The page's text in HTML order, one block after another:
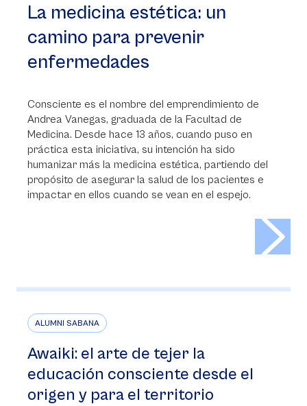
La medicina estética: un
camino para prevenir
enfermedades
Consciente es el nombre del emprendimiento de
Andrea Vanegas, graduada de la Facultad de
Medicina. Desde hace 13 años, cuando puso en
práctica esta iniciativa, su intención ha sido
humanizar más la medicina estética, partiendo del
propósito de asegurar la salud de los pacientes e
impactar en ellos cuando se vean en el espejo.
ALUMNI SABANA
Awaiki: el arte de tejer la
educación consciente desde el
origen y para el territorio